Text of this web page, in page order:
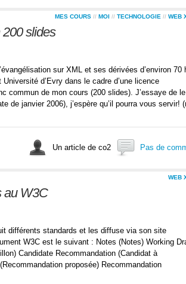
MES COURS // MOI // TECHNOLOGIE // WEB
slides
sur XML et ses dérivées d’environ 70
d’Evry dans le cadre d’une licence
commun de mon cours (200 slides). J’essaye de
de janvier 2006), j’espère qu’il pourra vous servir!
Un article de co2 Pas de
WEB
au W3C
différents standards et les diffuse via son site
W3C est le suivant : Notes (Notes) Working
Candidate Recommandation (Candidat à
proposée) Recommandation